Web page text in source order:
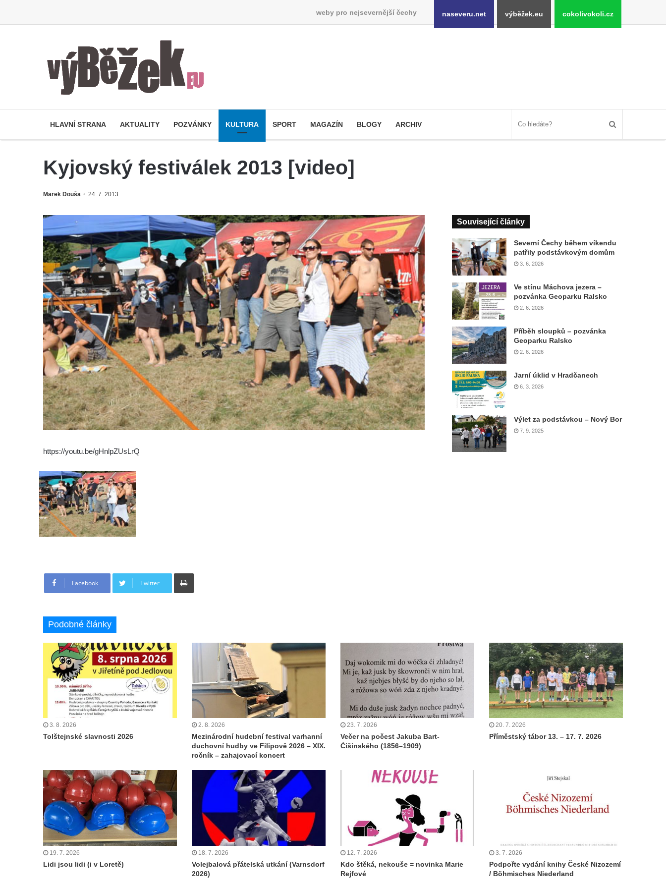
weby pro nejsevernější čechy naseveru.net výběžek.eu cokolivokoli.cz
HLAVNÍ STRANA AKTUALITY POZVÁNKY KULTURA SPORT MAGAZÍN BLOGY ARCHIV
Kyjovský festiválek 2013 [video]
Marek Douša 24. 7. 2013
https://youtu.be/gHnlpZUsLrQ
Facebook Twitter
Tisknout
Související články
Severní Čechy během víkendu
patřily podstávkovým domům
3. 6. 2026
Ve stínu Máchova jezera –
pozvánka Geoparku Ralsko
2. 6. 2026
Příběh sloupků – pozvánka
Geoparku Ralsko
2. 6. 2026
Jarní úklid v Hradčanech
6. 3. 2026
Výlet za podstávkou – Nový Bor
7. 9. 2025
Podobné články
3. 8. 2026
Tolštejnské slavnosti 2026
2. 8. 2026
Mezinárodní hudební festival varhanní
duchovní hudby ve Filipově 2026 – XIX.
ročník – zahajovací koncert
23. 7. 2026
Večer na počest Jakuba Bart-
Ćišinského (1856–1909)
20. 7. 2026
Příměstský tábor 13. – 17. 7. 2026
19. 7. 2026
Lidi jsou lidi (i v Loretě)
18. 7. 2026
Volejbalová přátelská utkání (Varnsdorf
2026)
12. 7. 2026
Kdo štěká, nekouše = novinka Marie
Rejfové
3. 7. 2026
Podpořte vydání knihy České Nizozemí
/ Böhmisches Niederland